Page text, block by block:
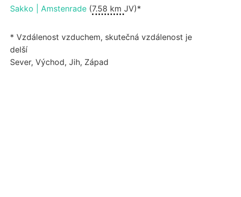
Sakko | Amstenrade(7.58 km JV)*
* Vzdálenost vzduchem, skutečná vzdálenost je
delší
Sever, Východ, Jih, Západ